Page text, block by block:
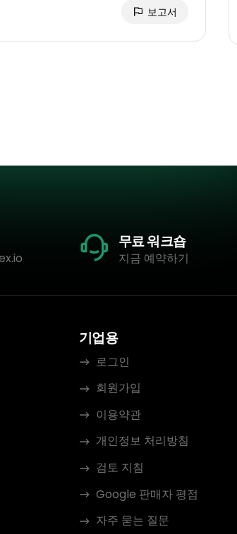
보고서
무료 워크숍
지금 예약하기
기업용
로그인
회원가입
이용약관
개인정보 처리방침
검토 지침
Google 판매자 평점
자주 묻는 질문